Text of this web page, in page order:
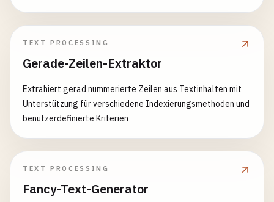
TEXT PROCESSING
Gerade-Zeilen-Extraktor
Extrahiert gerad nummerierte Zeilen aus Textinhalten mit
Unterstützung für verschiedene Indexierungsmethoden und
benutzerdefinierte Kriterien
TEXT PROCESSING
Fancy-Text-Generator